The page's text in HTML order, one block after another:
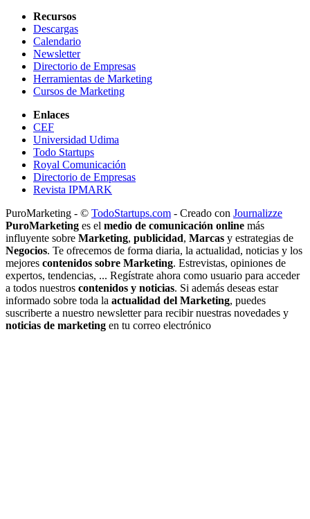
Recursos
Descargas
Calendario
Newsletter
Directorio de Empresas
Herramientas de Marketing
Cursos de Marketing
Enlaces
CEF
Universidad Udima
Todo Startups
Royal Comunicación
Directorio de Empresas
Revista IPMARK
PuroMarketing - © TodoStartups.com - Creado con Journalizze
PuroMarketing es el medio de comunicación online más
influyente sobre Marketing, publicidad, Marcas y estrategias de
Negocios. Te ofrecemos de forma diaria, la actualidad, noticias y los
mejores contenidos sobre Marketing. Estrevistas, opiniones de
expertos, tendencias, ... Regístrate ahora como usuario para acceder
a todos nuestros contenidos y noticias. Si además deseas estar
informado sobre toda la actualidad del Marketing, puedes
suscriberte a nuestro newsletter para recibir nuestras novedades y
noticias de marketing en tu correo electrónico